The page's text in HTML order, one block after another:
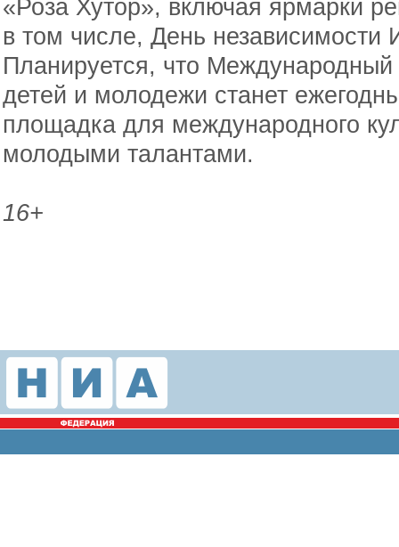
«Роза Хутор», включая ярмарки
в том числе, День независимости
Планируется, что Международный
детей и молодежи станет
площадка для международного
молодыми талантами.
16+